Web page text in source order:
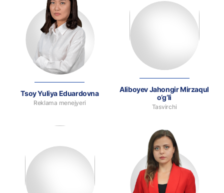
Tsoy Yuliya Eduardovna
Reklama menejyeri
Aliboyev Jahongir Mirzaqul
o‘g‘li
Tasvirchi